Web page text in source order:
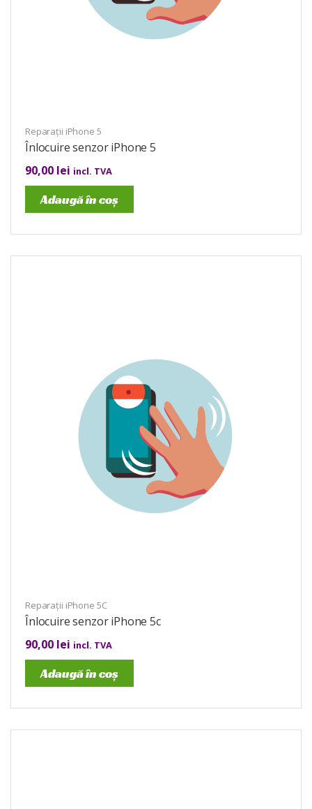
Reparații iPhone 5
Înlocuire senzor iPhone 5
90,00 lei incl. TVA
Adaugă în coș
Reparații iPhone 5C
Înlocuire senzor iPhone 5c
90,00 lei incl. TVA
Adaugă în coș